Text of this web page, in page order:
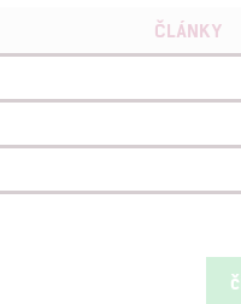
ČLÁNKY